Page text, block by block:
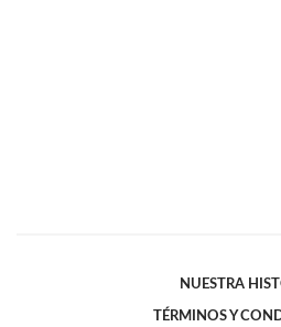
NUESTRA
TÉRMINOS Y